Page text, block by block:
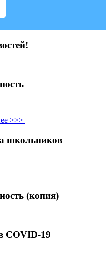
>>>
школьников
(копия)
COVID-19